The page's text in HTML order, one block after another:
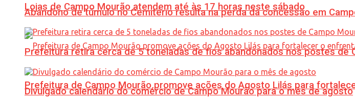
Lojas de Campo Mourão atendem até às 17 horas neste sábado
Prefeitura de Campo Mourão promove ações do Agosto Lilás para
Abandono de túmulo no Cemitério resulta na perda da concessão em
Prefeitura retira cerca de 5 toneladas de fios abandonados nos postes de
Divulgado calendário do comércio de Campo Mourão para o mês de agosto